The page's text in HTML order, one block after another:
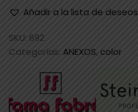
Añadir a la lista de deseos
SKU: 692
Categorías: ANEXOS, color